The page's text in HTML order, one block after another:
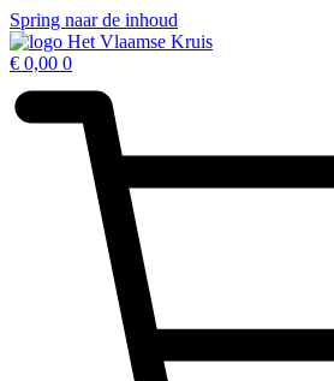
Spring naar de inhoud
€ 0,00 0